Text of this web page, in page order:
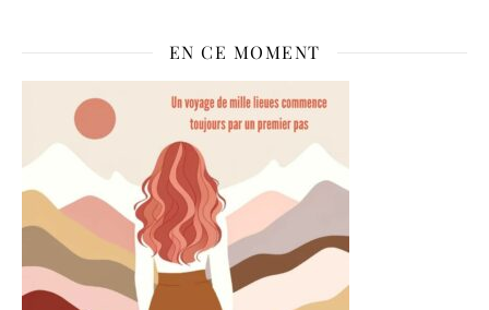
EN CE MOMENT